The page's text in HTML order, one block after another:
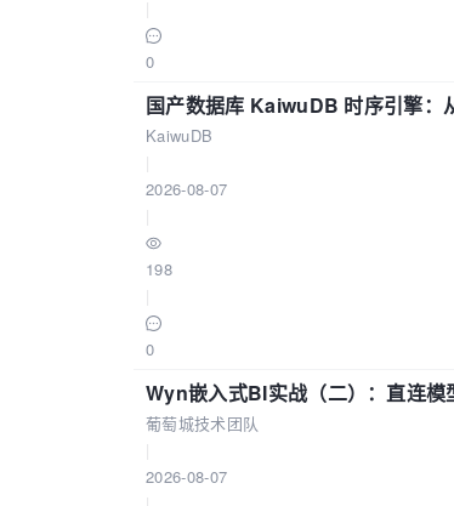
0
国产数据库 KaiwuDB 时序引擎
KaiwuDB
2026-08-07
198
0
Wyn嵌入式BI实战（二）：直连
葡萄城技术团队
2026-08-07